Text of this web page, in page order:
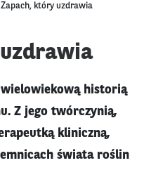
Zapach, który uzdrawia
historią
Z jego twórczynią,
kliniczną,
świata roślin